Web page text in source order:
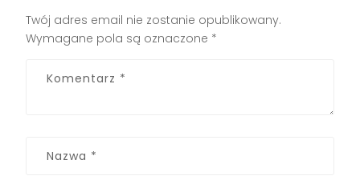
Twój adres email nie zostanie opublikowany.
Wymagane pola są oznaczone *